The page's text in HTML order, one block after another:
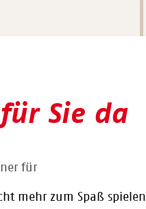
Sie da
für
mehr zum Spaß spielen